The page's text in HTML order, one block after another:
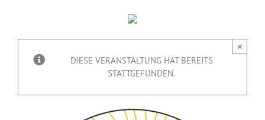
DIESE VERANSTALTUNG HAT BEREITS
STATTGEFUNDEN.
×